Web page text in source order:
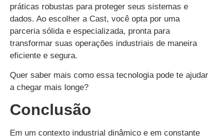
práticas robustas para proteger seus sistemas e
dados. Ao escolher a Cast, você opta por uma
parceria sólida e especializada, pronta para
transformar suas operações industriais de maneira
eficiente e segura.
Quer saber mais como essa tecnologia pode te ajudar
a chegar mais longe?
Conclusão
Em um contexto industrial dinâmico e em constante